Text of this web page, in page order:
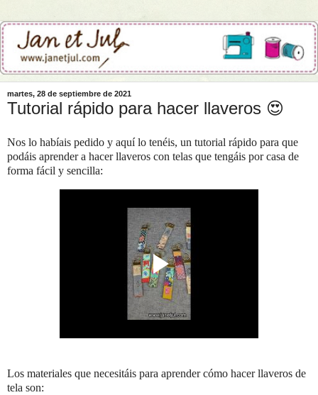
martes, 28 de septiembre de 2021
Tutorial rápido para hacer llaveros 😍
Nos lo habíais pedido y aquí lo tenéis, un tutorial rápido para que
podáis aprender a hacer llaveros con telas que tengáis por casa de
forma fácil y sencilla:
Los materiales que necesitáis para aprender cómo hacer llaveros de
tela son: